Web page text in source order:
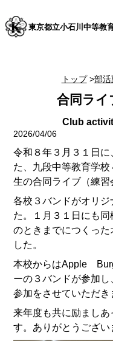
東京都立小石川中等教
トップ>部活
合同ライ
2026/04/06
令和８年３月３１日
た、九段中等教育学
生の合同ライブ（練習
各校３バンドがオリ
た。１月３１日にも
のときまでにつくった
した。
本校からはApple
ーの３バンドが参加
参加をさせていただき
来年度も共に励ましあ
す。ありがとうござい